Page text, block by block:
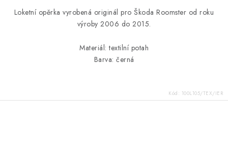
Loketní opěrka vyrobená originál pro Škoda Roomster od roku
výroby 2006 do 2015.
Materiál: textilní potah
Barva: černá
Kód: 100L105/TEX/IER